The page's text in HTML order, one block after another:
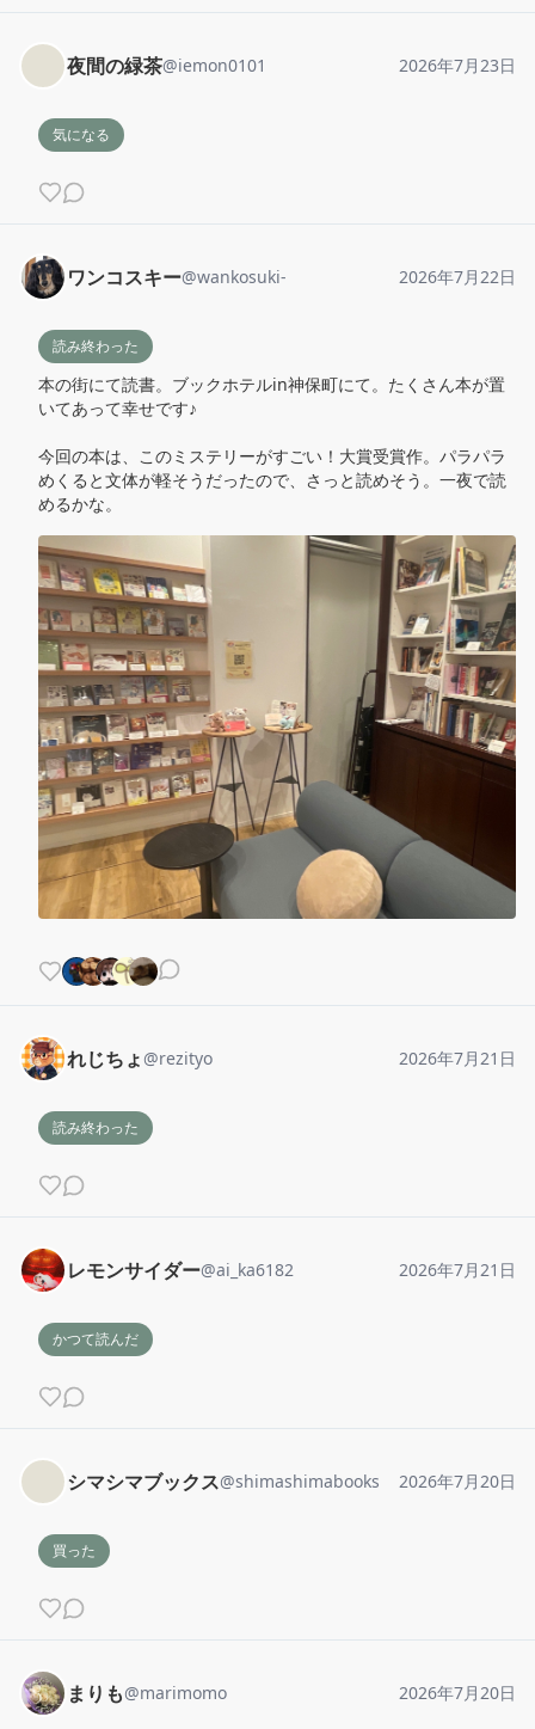
夜間の緑茶@iemon0101 2026年7月23日
気になる
ワンコスキー@wankosuki- 2026年7月22日
読み終わった
本の街にて読書。ブックホテルin神保町にて。たくさん本が置
いてあって幸せです♪
今回の本は、このミステリーがすごい！大賞受賞作。パラパラ
めくると文体が軽そうだったので、さっと読めそう。一夜で読
めるかな。
れじちょ @rezityo 2026年7月21日
読み終わった
レモンサイダー@ai_ka6182 2026年7月21日
かつて読んだ
シマシマブックス@shimashimabooks 2026年7月20日
買った
まりも@marimomo 2026年7月20日